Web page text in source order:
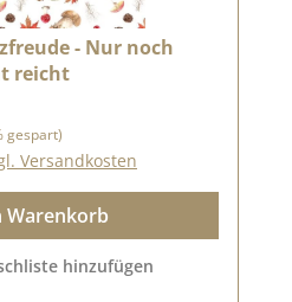
- Nur noch
reicht
gespart)
Versandkosten
Warenkorb
hinzufügen